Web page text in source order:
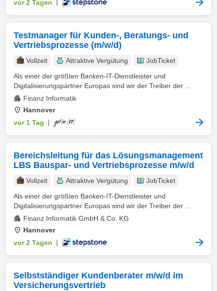
vor 2 Tagen
Testmanager für Kunden-, Beratungs- und
Vertriebsprozesse (m/w/d)
Vollzeit Attraktive Vergütung
JobTicket
Als einer der größten Banken-IT-Dienstleister und
Digitalisierungspartner Europas sind wir der Treiber der ...
Finanz Informatik
Hannover
vor 1 Tag
Bereichsleitung für das Lösungsmanagement
LBS Bauspar- und Vertriebsprozesse m/w/d
Vollzeit Attraktive Vergütung
JobTicket
Als einer der größten Banken-IT-Dienstleister und
Digitalisierungspartner Europas sind wir der Treiber der ...
Finanz Informatik GmbH & Co. KG
Hannover
vor 2 Tagen
Selbstständiger Kundenberater m/w/d im
Versicherungsvertrieb